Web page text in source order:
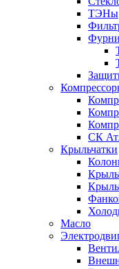
ТЭНы
СК
Крыльчатки
Масло